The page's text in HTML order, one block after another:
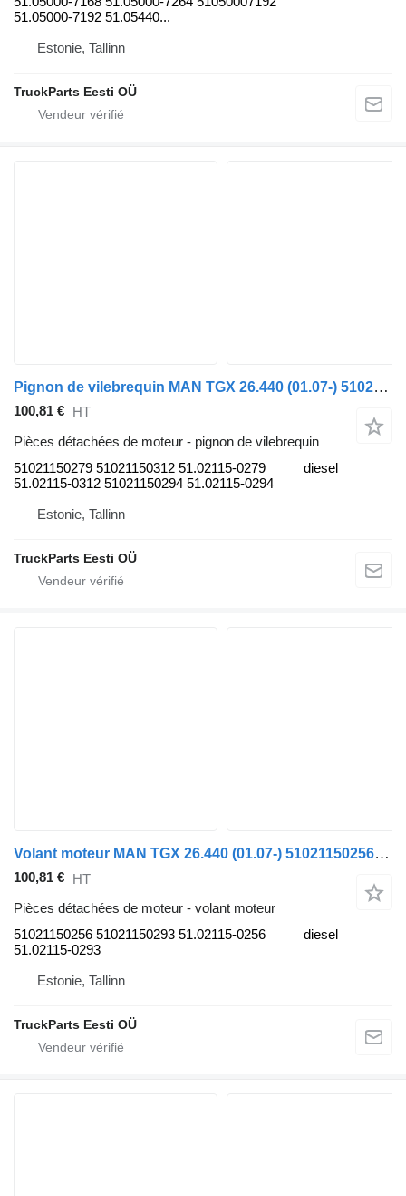
51.05000-7192 51.05440...
Estonie, Tallinn
TruckParts Eesti OÜ
Pignon de vilebrequin MAN TGX 26.440 (01.07-) 51021150279 pour tracteur routier MAN TGL, TGM, TGS, TGX (2005-2021)
100,81 € HT
Pièces détachées de moteur - pignon de vilebrequin
51021150279 51021150312 51.02115-0279
51.02115-0312 51021150294 51.02115-0294
diesel
Estonie, Tallinn
TruckParts Eesti OÜ
Volant moteur MAN TGX 26.440 (01.07-) 51021150256 pour tracteur routier MAN TGL, TGM, TGS, TGX (2005-2021)
100,81 € HT
Pièces détachées de moteur - volant moteur
51021150256 51021150293 51.02115-0256
51.02115-0293
diesel
Estonie, Tallinn
TruckParts Eesti OÜ